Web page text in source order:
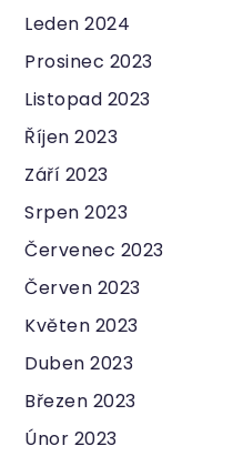
Leden 2024
Prosinec 2023
Listopad 2023
Říjen 2023
Září 2023
Srpen 2023
Červenec 2023
Červen 2023
Květen 2023
Duben 2023
Březen 2023
Únor 2023